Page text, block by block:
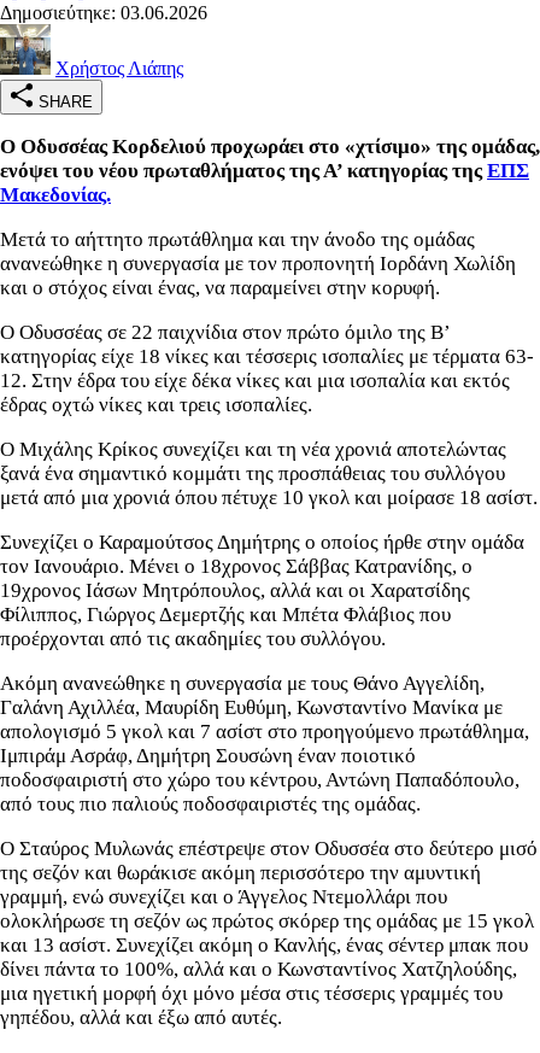
Δημοσιεύτηκε: 03.06.2026
Χρήστος Λιάπης
SHARE
Ο Οδυσσέας Κορδελιού προχωράει στο «χτίσιμο» της ομάδας,
ενόψει του νέου πρωταθλήματος της Α’ κατηγορίας τηςΕΠΣ
Μακεδονίας.
Μετά το αήττητο πρωτάθλημα και την άνοδο της ομάδας
ανανεώθηκε η συνεργασία με τον προπονητή Ιορδάνη Χωλίδη
και ο στόχος είναι ένας, να παραμείνει στην κορυφή.
Ο Οδυσσέας σε 22 παιχνίδια στον πρώτο όμιλο της Β’
κατηγορίας είχε 18 νίκες και τέσσερις ισοπαλίες με τέρματα 63-
12. Στην έδρα του είχε δέκα νίκες και μια ισοπαλία και εκτός
έδρας οχτώ νίκες και τρεις ισοπαλίες.
Ο Μιχάλης Κρίκος συνεχίζει και τη νέα χρονιά αποτελώντας
ξανά ένα σημαντικό κομμάτι της προσπάθειας του συλλόγου
μετά από μια χρονιά όπου πέτυχε 10 γκολ και μοίρασε 18 ασίστ.
Συνεχίζει ο Καραμούτσος Δημήτρης ο οποίος ήρθε στην ομάδα
τον Ιανουάριο. Μένει ο 18χρονος Σάββας Κατρανίδης, ο
19χρονος Ιάσων Μητρόπουλος, αλλά και οι Χαρατσίδης
Φίλιππος, Γιώργος Δεμερτζής και Μπέτα Φλάβιος που
προέρχονται από τις ακαδημίες του συλλόγου.
Ακόμη ανανεώθηκε η συνεργασία με τους Θάνο Αγγελίδη,
Γαλάνη Αχιλλέα, Μαυρίδη Ευθύμη, Κωνσταντίνο Μανίκα με
απολογισμό 5 γκολ και 7 ασίστ στο προηγούμενο πρωτάθλημα,
Ιμπιράμ Ασράφ, Δημήτρη Σουσώνη έναν ποιοτικό
ποδοσφαιριστή στο χώρο του κέντρου, Αντώνη Παπαδόπουλο,
από τους πιο παλιούς ποδοσφαιριστές της ομάδας.
Ο Σταύρος Μυλωνάς επέστρεψε στον Οδυσσέα στο δεύτερο μισό
της σεζόν και θωράκισε ακόμη περισσότερο την αμυντική
γραμμή, ενώ συνεχίζει και ο Άγγελος Ντεμολλάρι που
ολοκλήρωσε τη σεζόν ως πρώτος σκόρερ της ομάδας με 15 γκολ
και 13 ασίστ. Συνεχίζει ακόμη ο Κανλής, ένας σέντερ μπακ που
δίνει πάντα το 100%, αλλά και ο Κωνσταντίνος Χατζηλούδης,
μια ηγετική μορφή όχι μόνο μέσα στις τέσσερις γραμμές του
γηπέδου, αλλά και έξω από αυτές.